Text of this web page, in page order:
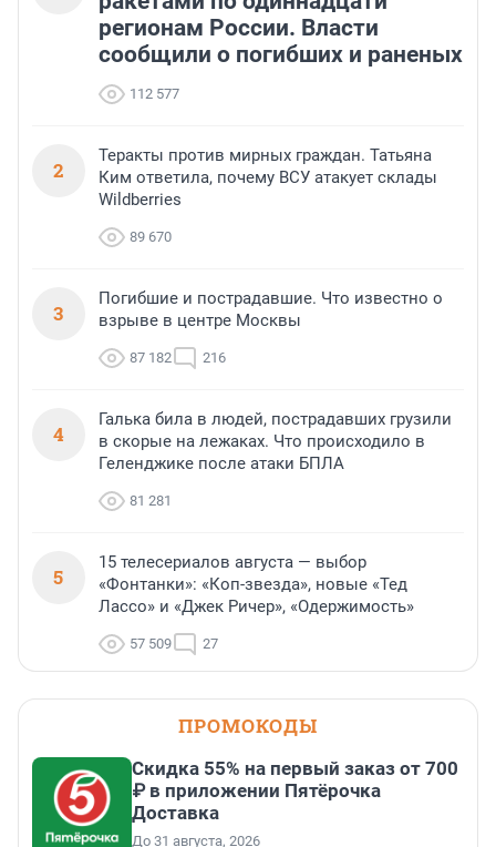
регионам России. Власти
сообщили о погибших и раненых
112 577
2
Теракты против мирных граждан. Татьяна
Ким ответила, почему ВСУ атакует склады
Wildberries
89 670
3
Погибшие и пострадавшие. Что известно о
взрыве в центре Москвы
87 182 216
4
Галька била в людей, пострадавших грузили
в скорые на лежаках. Что происходило в
Геленджике после атаки БПЛА
81 281
5
15 телесериалов августа — выбор
«Фонтанки»: «Коп-звезда», новые «Тед
Лассо» и «Джек Ричер», «Одержимость»
57 509 27
ПРОМОКОДЫ
Скидка 55% на первый заказ от 700
₽ в приложении Пятёрочка
Доставка
До 31 августа, 2026